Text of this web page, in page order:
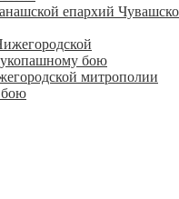
епархий
митрополии
бою